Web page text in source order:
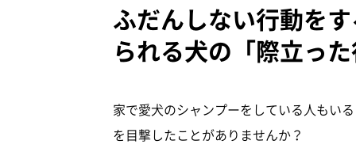
ふだんしない行動を
られる犬の「際立っ
家で愛犬のシャンプーをしている人もい
を目撃したことがありませんか？